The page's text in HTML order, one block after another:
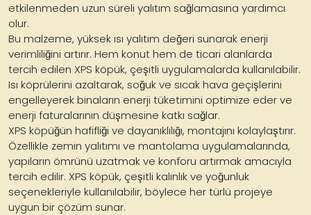
etkilenmeden uzun süreli yalıtım sağlamasına yardımcı
olur.
Bu malzeme, yüksek ısı yalıtım değeri sunarak enerji
verimliliğini artırır. Hem konut hem de ticari alanlarda
tercih edilen XPS köpük, çeşitli uygulamalarda kullanılabilir.
Isı köprülerini azaltarak, soğuk ve sıcak hava geçişlerini
engelleyerek binaların enerji tüketimini optimize eder ve
enerji faturalarının düşmesine katkı sağlar.
XPS köpüğün hafifliği ve dayanıklılığı, montajını kolaylaştırır.
Özellikle zemin yalıtımı ve mantolama uygulamalarında,
yapıların ömrünü uzatmak ve konforu artırmak amacıyla
tercih edilir. XPS köpük, çeşitli kalınlık ve yoğunluk
seçenekleriyle kullanılabilir, böylece her türlü projeye
uygun bir çözüm sunar.